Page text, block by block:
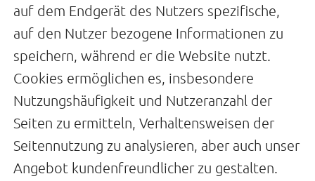
auf dem Endgerät des Nutzers spezifische,
auf den Nutzer bezogene Informationen zu
speichern, während er die Website nutzt.
Cookies ermöglichen es, insbesondere
Nutzungshäufigkeit und Nutzeranzahl der
Seiten zu ermitteln, Verhaltensweisen der
Seitennutzung zu analysieren, aber auch unser
Angebot kundenfreundlicher zu gestalten.